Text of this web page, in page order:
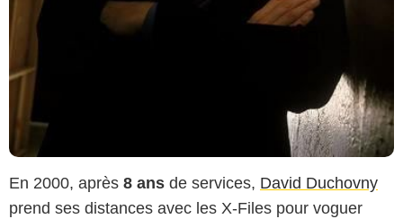
En 2000, après 8 ans de services, David Duchovny
prend ses distances avec les X-Files pour voguer